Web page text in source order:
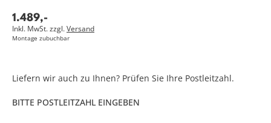
1.489,-
Inkl. MwSt. zzgl.Versand
Montage zubuchbar
Liefern wir auch zu Ihnen? Prüfen Sie Ihre Postleitzahl.
BITTE POSTLEITZAHL EINGEBEN